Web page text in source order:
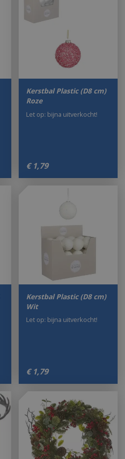
Kerstbal Plastic (D8 cm)
Roze
€ 1,79
Let op: bijna uitverkocht!
Kerstbal Plastic (D8 cm)
Wit
€ 1,79
Let op: bijna uitverkocht!